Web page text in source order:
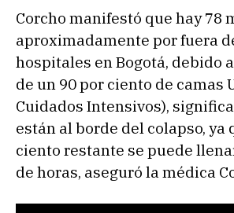
Corcho manifestó que hay 78
aproximadamente por fuera
hospitales en Bogotá, debido
de un 90 por ciento de camas
Cuidados Intensivos),
están al borde del colapso, ya
ciento restante se puede
de horas, aseguró la médica